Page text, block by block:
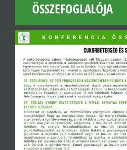
ÖSSZEFOGLALÓJA